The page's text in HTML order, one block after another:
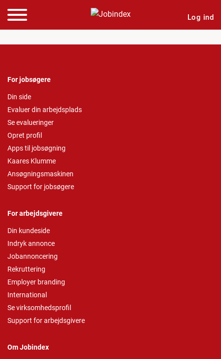
Log ind
For jobsøgere
Din side
Evaluer din arbejdsplads
Se evalueringer
Opret profil
Apps til jobsøgning
Kaares Klumme
Ansøgningsmaskinen
Support for jobsøgere
For arbejdsgivere
Din kundeside
Indryk annonce
Jobannoncering
Rekruttering
Employer branding
International
Se virksomhedsprofil
Support for arbejdsgivere
Om Jobindex